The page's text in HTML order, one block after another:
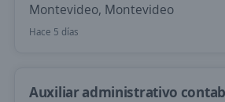
Montevideo, Montevideo
Hace 5 días
Auxiliar administrativo